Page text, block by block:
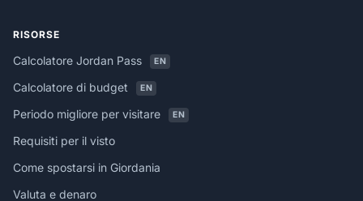
RISORSE
Calcolatore Jordan Pass EN
Calcolatore di budget EN
Periodo migliore per visitare EN
Requisiti per il visto
Come spostarsi in Giordania
Valuta e denaro